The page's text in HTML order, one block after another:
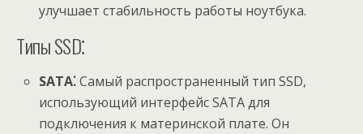
улучшает стабильность работы ноутбука.
Типы SSD⁚
SATA⁚Самый распространенный тип SSD,
использующий интерфейс SATA для
подключения к материнской плате. Он